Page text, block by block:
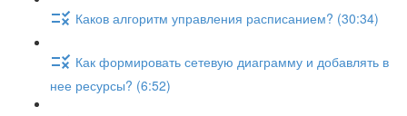
Каков алгоритм управления расписанием? (30:34)
Как формировать сетевую диаграмму и добавлять в
нее ресурсы? (6:52)